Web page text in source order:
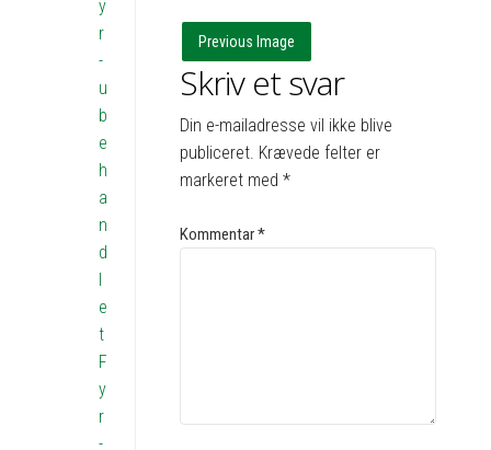
Previous Image
Skriv et svar
Din e-mailadresse vil ikke blive
publiceret. Krævede felter er
markeret med*
Kommentar*
y
r
-
u
b
e
h
a
n
d
l
e
t
F
y
r
-